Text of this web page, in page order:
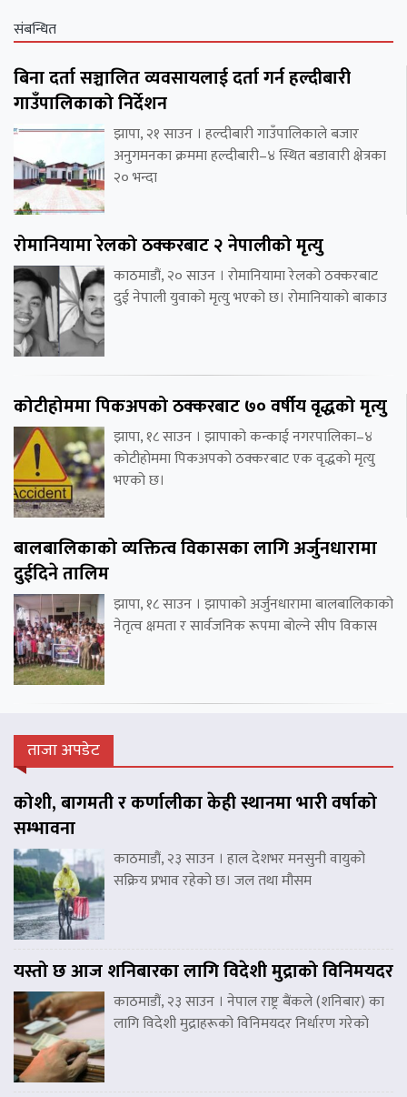
संबन्धित
बिना दर्ता सञ्चालित व्यवसायलाई दर्ता गर्न हल्दीबारी
गाउँपालिकाको निर्देशन
झापा, २१ साउन । हल्दीबारी गाउँपालिकाले बजार
अनुगमनका क्रममा हल्दीबारी–४ स्थित बडावारी क्षेत्रका
२० भन्दा
रोमानियामा रेलको ठक्करबाट २ नेपालीको मृत्यु
काठमाडौं, २० साउन । रोमानियामा रेलको ठक्करबाट
दुई नेपाली युवाको मृत्यु भएको छ। रोमानियाको बाकाउ
कोटीहोममा पिकअपको ठक्करबाट ७० वर्षीय वृद्धको मृत्यु
झापा, १८ साउन । झापाको कन्काई नगरपालिका–४
कोटीहोममा पिकअपको ठक्करबाट एक वृद्धको मृत्यु
भएको छ।
बालबालिकाको व्यक्तित्व विकासका लागि अर्जुनधारामा
दुईदिने तालिम
झापा, १८ साउन । झापाको अर्जुनधारामा बालबालिकाको
नेतृत्व क्षमता र सार्वजनिक रूपमा बोल्ने सीप विकास
ताजा अपडेट
कोशी, बागमती र कर्णालीका केही स्थानमा भारी वर्षाको
सम्भावना
काठमाडौं, २३ साउन । हाल देशभर मनसुनी वायुको
सक्रिय प्रभाव रहेको छ। जल तथा मौसम
यस्तो छ आज शनिबारका लागि विदेशी मुद्राको विनिमयदर
काठमाडौं, २३ साउन । नेपाल राष्ट्र बैंकले (शनिबार) का
लागि विदेशी मुद्राहरूको विनिमयदर निर्धारण गरेको